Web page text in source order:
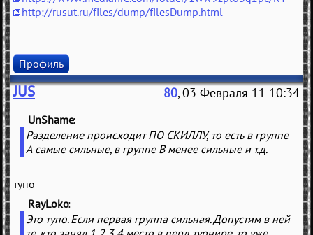
http://rusut.ru/files/dump/filesDump.html
Профиль
JUS 80, 03 Февраля 11 10:34
UnShame
Разделение происходит ПО СКИЛЛУ, то есть в группе
А самые сильные, в группе B менее сильные и т.д.
тупо
RayLoko
Это тупо. Если первая группа сильная. Допустим в ней